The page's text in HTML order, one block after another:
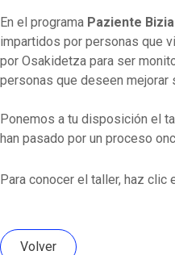
En el programa Paziente
impartidos por personas que
por Osakidetza para ser
personas que deseen mejorar
Ponemos a tu disposición el
han pasado por un proceso
Para conocer el taller, haz clic
Volver